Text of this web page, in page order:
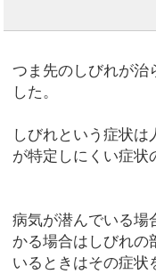
つま先のしびれが治
した。
しびれという症状
が特定しにくい症状
病気が潜んでいる場
かる場合はしびれの
いるときはその症状